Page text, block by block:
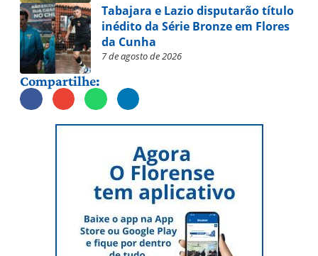
Tabajara e Lazio disputarão título
inédito da Série Bronze em Flores
da Cunha
7 de agosto de 2026
Compartilhe: